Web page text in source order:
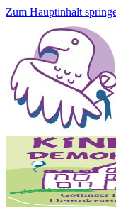
Zum Hauptinhalt